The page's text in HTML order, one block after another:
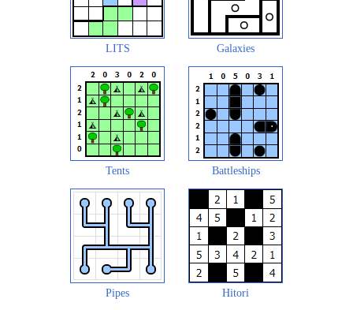
LITS Galaxies
Tents Battleships
Pipes Hitori